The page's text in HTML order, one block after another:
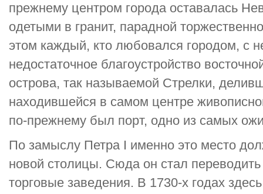
прежнему центром города оставалась
одетыми в гранит, парадной
этом каждый, кто любовался городом, с
недостаточное благоустройство
острова, так называемой Стрелки,
находившейся в самом центре
по-прежнему был порт, одно из самых
По замыслу Петра I именно это место
новой столицы. Сюда он стал
торговые заведения. В 1730-х годах